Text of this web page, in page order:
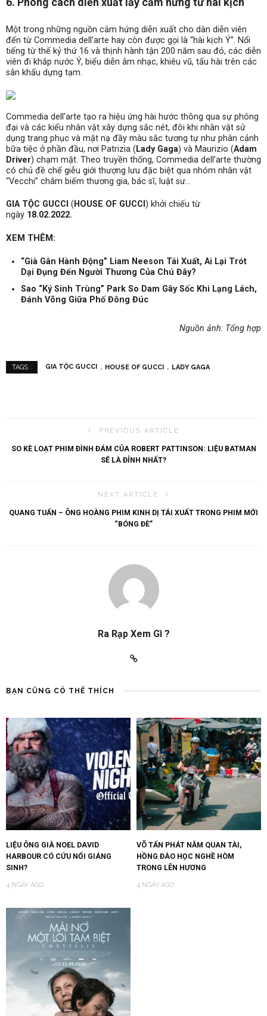
Một trong những nguồn cảm hứng diễn xuất cho dàn diễn viên
đến từ Commedia dell’arte hay còn được gọi là “hài kịch Ý”. Nổi
tiếng từ thế kỷ thứ 16 và thịnh hành tận 200 năm sau đó, các diễn
viên đi khắp nước Ý, biểu diễn âm nhạc, khiêu vũ, tấu hài trên các
sân khấu dựng tạm.
Commedia dell’arte tạo ra hiệu ứng hài hước thông qua sự phóng
đại và các kiểu nhân vật xây dựng sắc nét, đôi khi nhân vật sử
dụng trang phục và mặt nạ đầy màu sắc tương tự như phân cảnh
bữa tiệc ở phần đầu, nơi Patrizia (Lady Gaga) và Maurizio (Adam
Driver) chạm mặt. Theo truyền thống, Commedia dell’arte thường
có chủ đề chế giễu giới thượng lưu đặc biệt qua nhóm nhân vật
“Vecchi” châm biếm thương gia, bác sĩ, luật sư…
GIA TỘC GUCCI (HOUSE OF GUCCI ) khởi chiếu từ
ngày 18.02.2022.
XEM THÊM:
“Già Gân Hành Động” Liam Neeson Tái Xuất, Ai Lại Trót
Dại Đụng Đến Người Thương Của Chú Đây?
Sao “Ký Sinh Trùng” Park So Dam Gây Sốc Khi Lạng Lách,
Đánh Võng Giữa Phố Đông Đúc
Nguồn ảnh: Tổng hợp
TAGS : GIA TỘC GUCCI HOUSE OF GUCCI LADY GAGA
PREVIOUS ARTICLE
SO KÈ LOẠT PHIM ĐÌNH ĐÁM CỦA ROBERT PATTINSON: LIỆU BATMAN
SẼ LÀ ĐỈNH NHẤT?
NEXT ARTICLE
QUANG TUẤN – ÔNG HOÀNG PHIM KINH DỊ TÁI XUẤT TRONG PHIM MỚI
“BÓNG ĐÈ”
Ra Rạp Xem Gì ?
BẠN CŨNG CÓ THỂ THÍCH
LIỆU ÔNG GIÀ NOEL DAVID
HARBOUR CÓ CỨU NỔI GIÁNG
SINH?
4 NGÀY AGO
VÕ TẤN PHÁT NẰM QUAN TÀI,
HỒNG ĐÀO HỌC NGHỀ HÒM
TRONG LÊN HƯƠNG
4 NGÀY AGO